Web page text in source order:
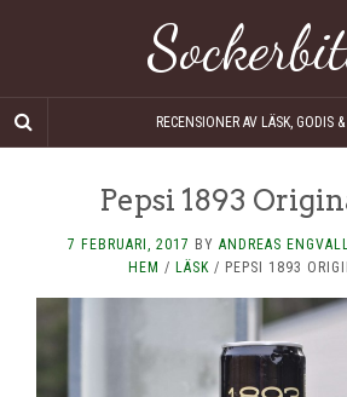
RECENSIONER AV LÄSK, GODIS
Pepsi 1893
7 FEBRUARI, 2017 BY ANDREAS
HEM / LÄSK/ PEPSI 1893